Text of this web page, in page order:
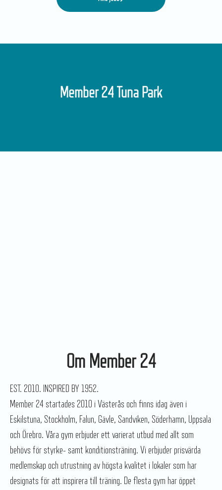
Member 24 Tuna Park
Om Member 24
EST. 2010. INSPIRED BY 1952.
Member 24 startades 2010 i Västerås och finns idag även i
Eskilstuna, Stockholm, Falun, Gävle, Sandviken, Söderhamn, Uppsala
och Örebro. Våra gym erbjuder ett varierat utbud med allt som
behövs för styrke- samt konditionsträning. Vi erbjuder prisvärda
medlemskap och utrustning av högsta kvalitet i lokaler som har
designats för att inspirera till träning. De flesta gym har öppet